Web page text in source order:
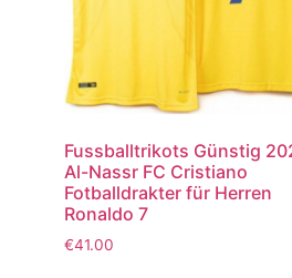
Fussballtrikots Günstig
Al-Nassr FC Cristiano
Fotballdrakter für Herren
Ronaldo 7
€41.00